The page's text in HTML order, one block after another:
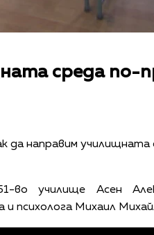
среда по-
да направим училищната
во училище Асен
психолога Михаил